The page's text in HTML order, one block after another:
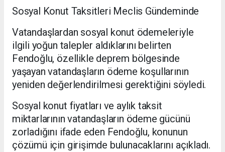
Sosyal Konut Taksitleri Meclis Gündeminde
Vatandaşlardan sosyal konut ödemeleriyle
ilgili yoğun talepler aldıklarını belirten
Fendoğlu, özellikle deprem bölgesinde
yaşayan vatandaşların ödeme koşullarının
yeniden değerlendirilmesi gerektiğini söyledi.
Sosyal konut fiyatları ve aylık taksit
miktarlarının vatandaşların ödeme gücünü
zorladığını ifade eden Fendoğlu, konunun
çözümü için girişimde bulunacaklarını açıkladı.